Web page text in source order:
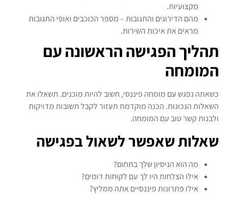
מקצועיות.
מהם הדירוגים והתגובות – מספר הכוכבים ואופי התגובות
מראים את איכות השירות.
תהליך הפגישה הראשונה עם
המומחה
כשאתה נפגש עם מומחה פיננסי, חשוב להיות מוכנים. תשאלו את
השאלות הנכונות. הכנה מוקדמת תעזור לקבל תשובות מדויקות
ולבנות קשר טוב עם המומחה.
שאלות שאפשר לשאול בפגישה
מה הוא הניסיון שלך בתחום?
אילו הצלחות היו לך עם לקוחות דומים?
אילו פתרונות פיננסיים אתה ממליץ?